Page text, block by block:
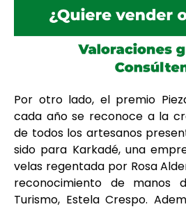
Por otro lado, el premio
cada año se reconoce a la
de todos los artesanos
sido para Karkadé, una
velas regentada por Rosa
reconocimiento de manos
Turismo, Estela Crespo.